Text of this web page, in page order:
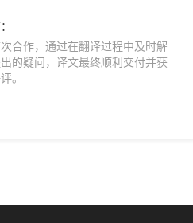
合作，通过在翻译过程中及时解
的疑问，译文最终顺利交付并获
。